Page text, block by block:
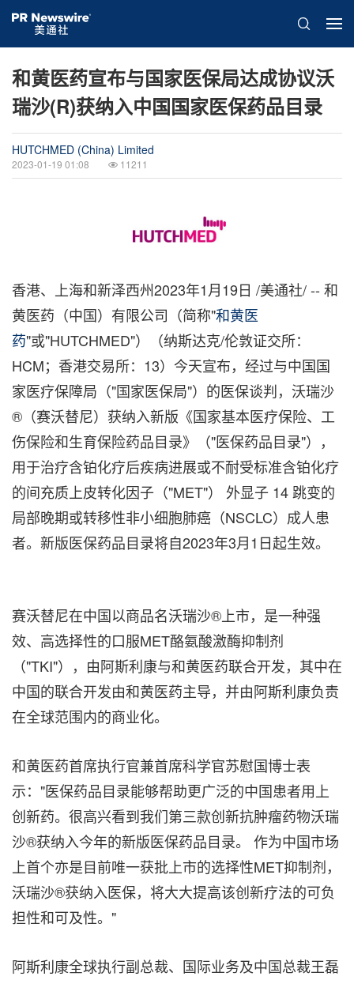
和黄医药宣布与国家医保局达成协议沃
瑞沙(R)获纳入中国国家医保药品目录
HUTCHMED (China) Limited
2023-01-19 01:08 11211
香港、上海和新泽西州2023年1月19日 /美通社/ -- 和
黄医药（中国）有限公司（简称"和黄医
药"或"HUTCHMED"）（纳斯达克/伦敦证交所：
HCM；香港交易所：13）今天宣布，经过与中国国
家医疗保障局（"国家医保局"）的医保谈判，沃瑞沙
®（赛沃替尼）获纳入新版《国家基本医疗保险、工
伤保险和生育保险药品目录》（"医保药品目录"），
用于治疗含铂化疗后疾病进展或不耐受标准含铂化疗
的间充质上皮转化因子（"MET"） 外显子 14 跳变的
局部晚期或转移性非小细胞肺癌（NSCLC）成人患
者。新版医保药品目录将自2023年3月1日起生效。
赛沃替尼在中国以商品名沃瑞沙®上市，是一种强
效、高选择性的口服MET酪氨酸激酶抑制剂
（"TKI"），由阿斯利康与和黄医药联合开发，其中在
中国的联合开发由和黄医药主导，并由阿斯利康负责
在全球范围内的商业化。
和黄医药首席执行官兼首席科学官苏慰国博士表
示："医保药品目录能够帮助更广泛的中国患者用上
创新药。很高兴看到我们第三款创新抗肿瘤药物沃瑞
沙®获纳入今年的新版医保药品目录。 作为中国市场
上首个亦是目前唯一获批上市的选择性MET抑制剂，
沃瑞沙®获纳入医保，将大大提高该创新疗法的可负
担性和可及性。"
阿斯利康全球执行副总裁、国际业务及中国总裁王磊